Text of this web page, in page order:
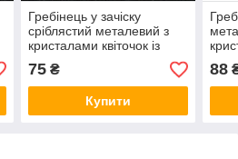
Гребінець у зачіску
сріблястий металевий з
кристалами квіточок із
пелюстками розмір 10х4
см на 10 зубців
75₴
Купити
88